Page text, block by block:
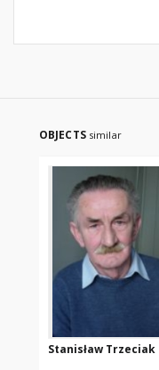
OBJECTS similar
Stanisław Trzeciak